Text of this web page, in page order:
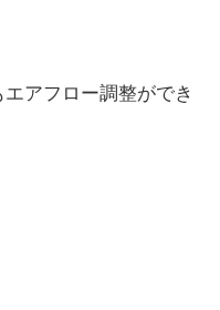
アフロー調整ができ